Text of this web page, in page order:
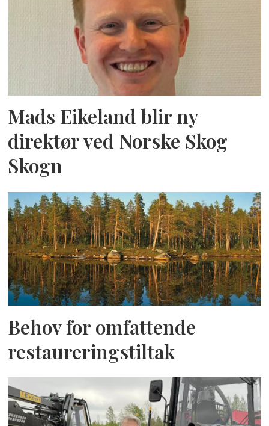
Mads Eikeland blir ny
direktør ved Norske Skog
Skogn
Behov for omfattende
restaureringstiltak